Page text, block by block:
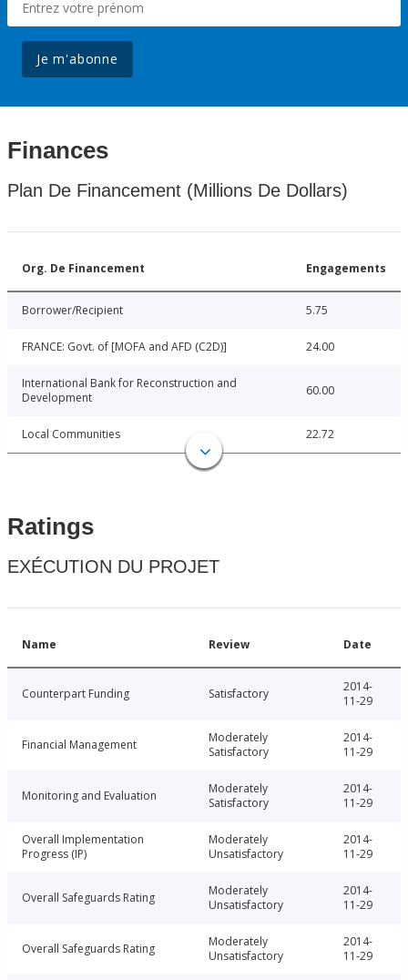
Je m'abonne
Finances
Plan De Financement (Millions De Dollars)
Org. De Financement Engagements
Borrower/Recipient 5.75
FRANCE: Govt. of [MOFA and AFD (C2D)] 24.00
International Bank for Reconstruction and
Development
60.00
Local Communities 22.72
Ratings
EXÉCUTION DU PROJET
Name Review Date
Counterpart Funding Satisfactory
2014-
11-29
Financial Management
Moderately
Satisfactory
2014-
11-29
Monitoring and Evaluation
Moderately
Satisfactory
2014-
11-29
Overall Implementation
Progress (IP)
Moderately
Unsatisfactory
2014-
11-29
Overall Safeguards Rating
Moderately
Unsatisfactory
2014-
11-29
Overall Safeguards Rating
Moderately
Unsatisfactory
2014-
11-29